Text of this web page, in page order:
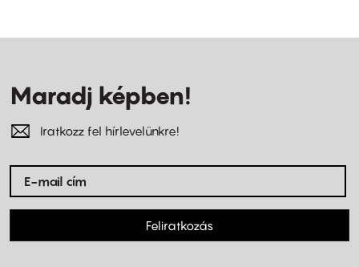
Maradj képben!
Iratkozz fel hírlevelünkre!
Feliratkozás